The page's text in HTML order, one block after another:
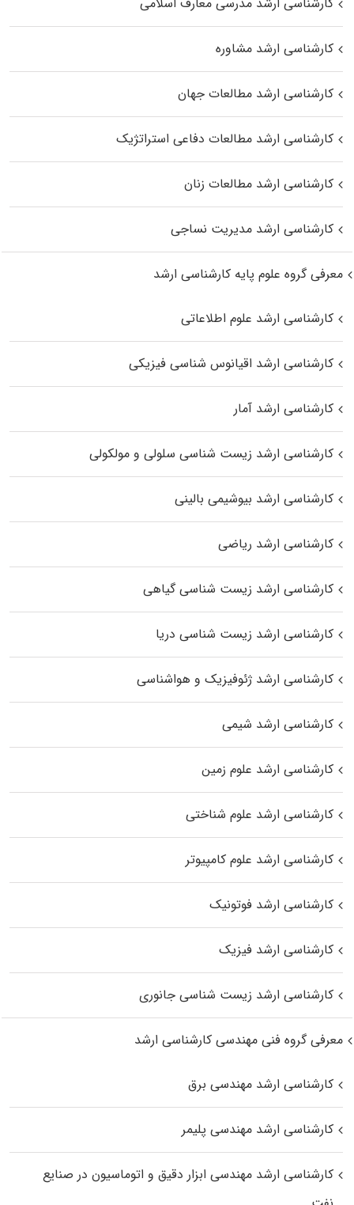
کارشناسی ارشد مشاوره
کارشناسی ارشد مطالعات جهان
کارشناسی ارشد مطالعات دفاعی استراتژیک
کارشناسی ارشد مطالعات زنان
کارشناسی ارشد مدیریت نساجی
معرفی گروه علوم پایه کارشناسی ارشد
کارشناسی ارشد علوم اطلاعاتی
کارشناسی ارشد اقیانوس‌ شناسی فیزیکی
کارشناسی ارشد آمار
کارشناسی ارشد زیست شناسی سلولی و مولکولی
کارشناسی ارشد بیوشیمی بالینی
کارشناسی ارشد ریاضی
کارشناسی ارشد زیست‌ شناسی گیاهی
کارشناسی ارشد زیست‌ شناسی دریا
کارشناسی ارشد ژئوفیزیک و هواشناسی
کارشناسی ارشد شیمی
کارشناسی ارشد علوم زمین
کارشناسی ارشد علوم شناختی
کارشناسی ارشد علوم کامپیوتر
کارشناسی ارشد فوتونیک
کارشناسی ارشد فیزیک
کارشناسی ارشد زیست‌ شناسی جانوری
معرفی گروه فنی مهندسی کارشناسی ارشد
کارشناسی ارشد مهندسی برق
کارشناسی ارشد مهندسی پلیمر
کارشناسی ارشد مهندسی ابزار دقیق و اتوماسیون در صنایع